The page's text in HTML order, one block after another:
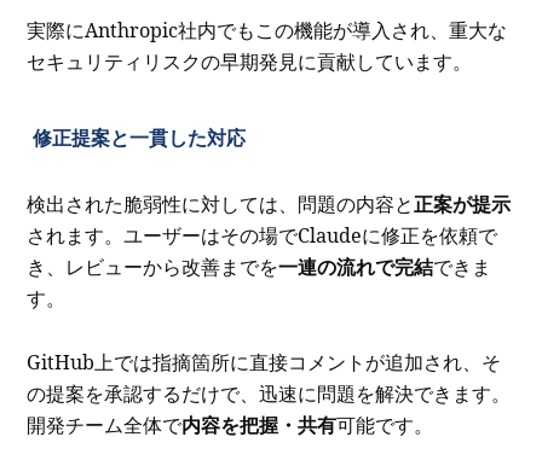
実際にAnthropic社内でもこの機能が導入され、重大な
セキュリティリスクの早期発見に貢献しています。
修正提案と一貫した対応
検出された脆弱性に対しては、問題の内容と正案が提示
されます。ユーザーはその場でClaudeに修正を依頼で
き、レビューから改善までを一連の流れで完結できま
す。
GitHub上では指摘箇所に直接コメントが追加され、そ
の提案を承認するだけで、迅速に問題を解決できます。
開発チーム全体で内容を把握・共有可能です。